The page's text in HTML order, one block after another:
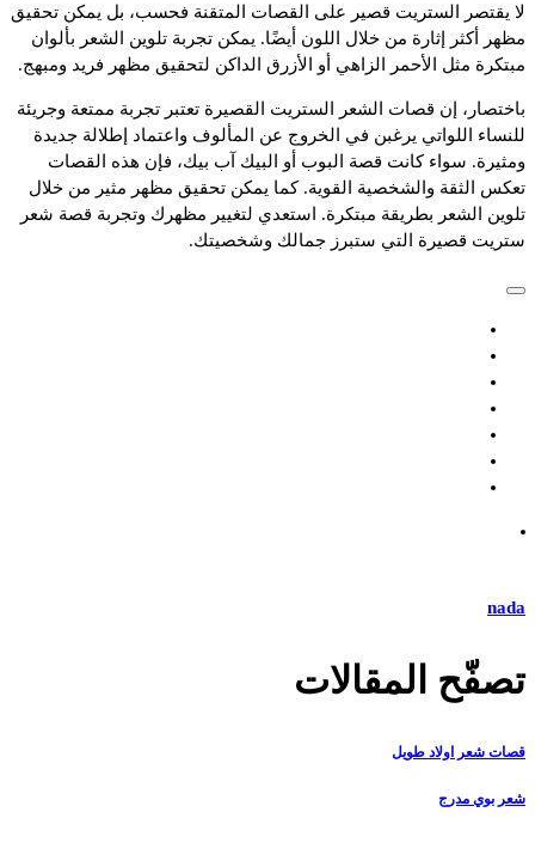
لا يقتصر الستريت قصير على القصات المتقنة فحسب، بل يمكن تحقيق
مظهر أكثر إثارة من خلال اللون أيضًا. يمكن تجربة تلوين الشعر بألوان
مبتكرة مثل الأحمر الزاهي أو الأزرق الداكن لتحقيق مظهر فريد ومبهج.
باختصار، إن قصات الشعر الستريت القصيرة تعتبر تجربة ممتعة وجريئة
للنساء اللواتي يرغبن في الخروج عن المألوف واعتماد إطلالة جديدة
ومثيرة. سواء كانت قصة البوب أو البيك آب بيك، فإن هذه القصات
تعكس الثقة والشخصية القوية. كما يمكن تحقيق مظهر مثير من خلال
تلوين الشعر بطريقة مبتكرة. استعدي لتغيير مظهرك وتجربة قصة شعر
ستريت قصيرة التي ستبرز جمالك وشخصيتك.
nada
تصفّح المقالات
قصات شعر اولاد طويل
شعر بوي مدرج